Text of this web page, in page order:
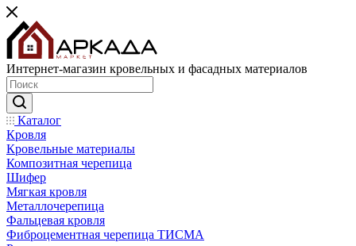
Интернет-магазин кровельных и фасадных материалов
Каталог
Кровля
Кровельные материалы
Композитная черепица
Шифер
Мягкая кровля
Металлочерепица
Фальцевая кровля
Фиброцементная черепица ТИСМА